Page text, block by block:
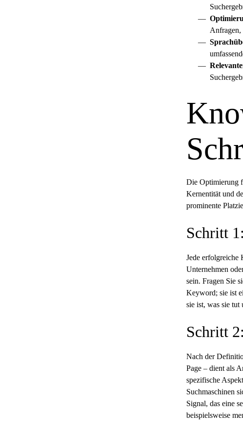
Anfragen,
Die Optimierung
Kernentität und
prominente
Schritt
Jede erfolgreiche
Unternehmen
sein. Fragen Sie
Keyword; sie ist
sie ist, was sie tut
Schritt
Nach der
Page – dient als
spezifische
Suchmaschinen
Signal, das eine
beispielsweise